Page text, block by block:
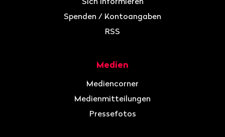
Spenden / Kontoangaben
RSS
Medien
Mediencorner
Medienmitteilungen
Pressefotos